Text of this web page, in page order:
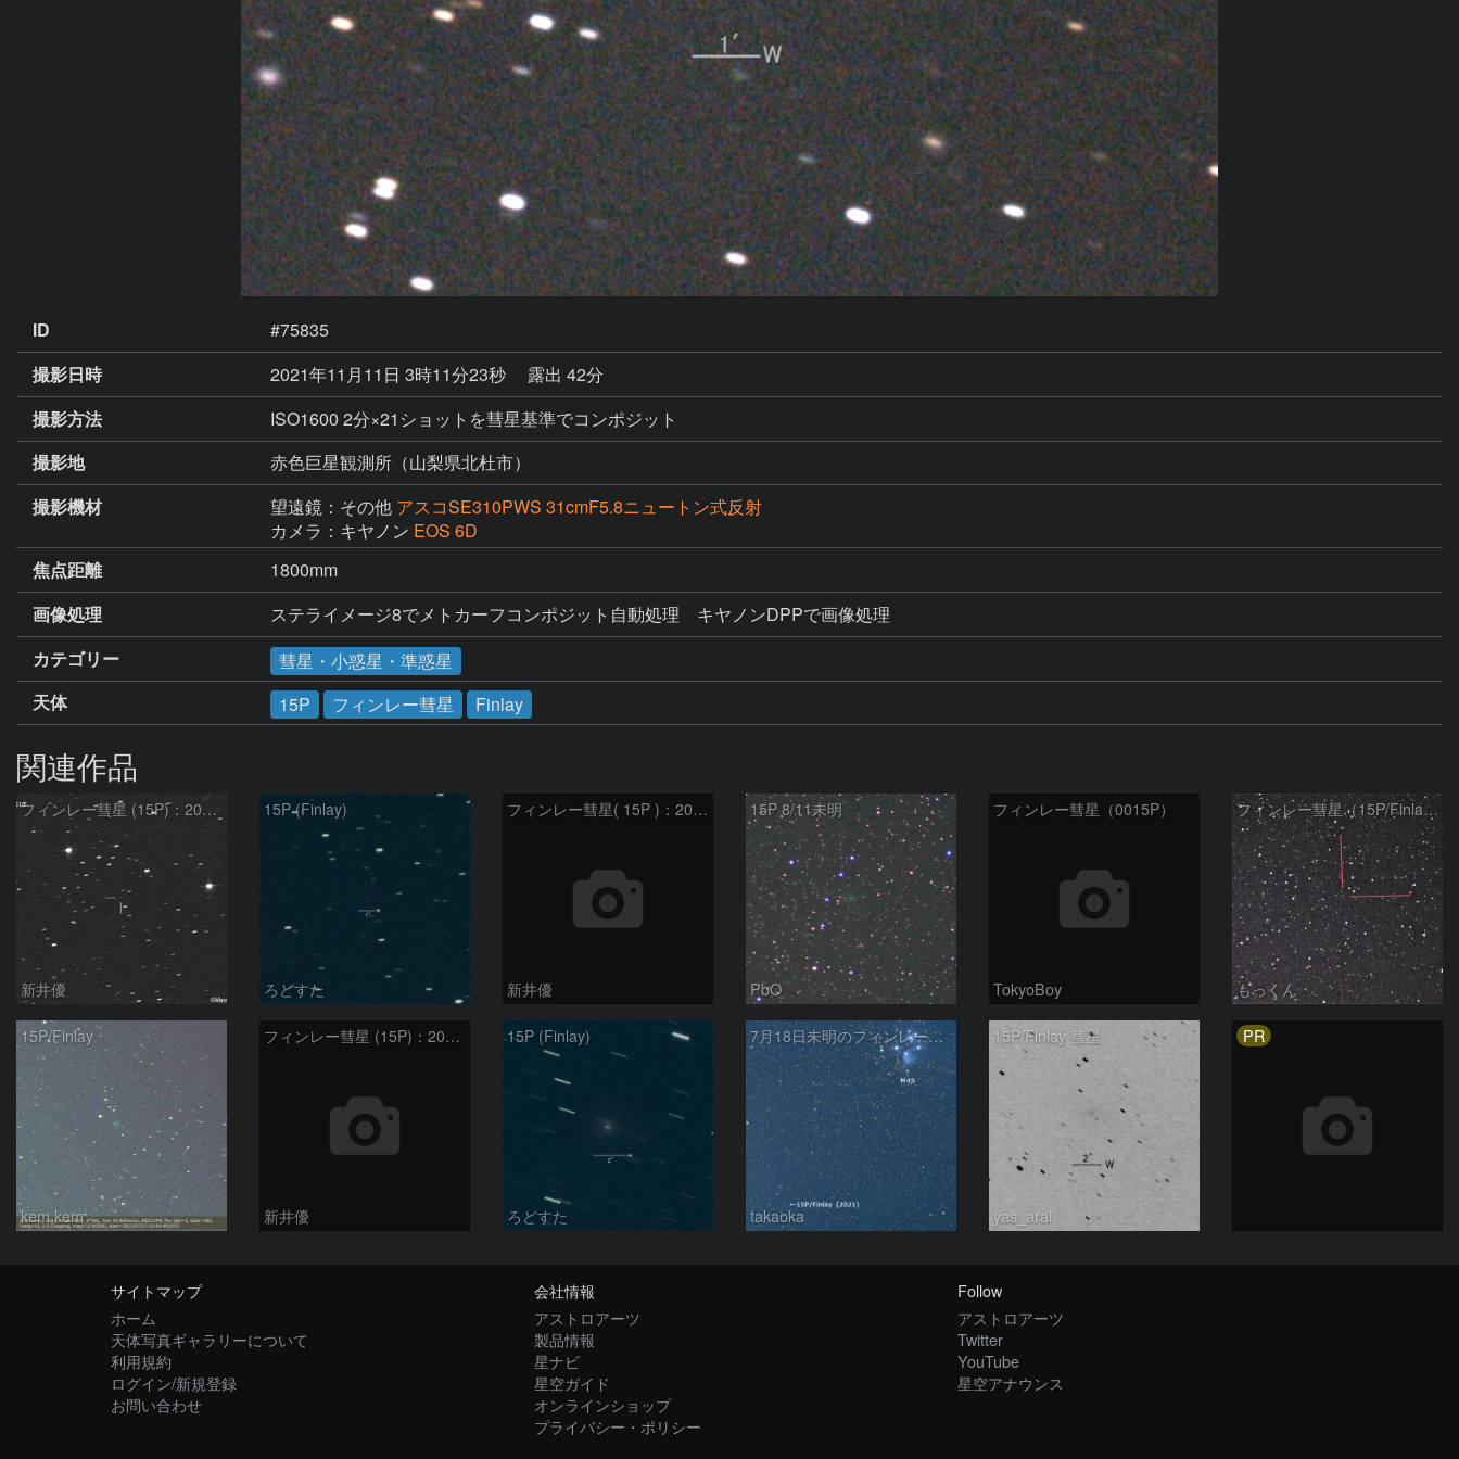
ID
#75835
撮影日時
2021年11月11日 3時11分23秒
露出 42分
撮影方法
ISO1600 2分×21ショットを彗星基準でコンポジット
撮影地
赤色巨星観測所（山梨県北杜市）
撮影機材
望遠鏡：その他 アスコSE310PWS 31cmF5.8ニュートン式反射
カメラ：キヤノン EOS 6D
焦点距離
1800mm
画像処理
ステライメージ8でメトカーフコンポジット自動処理　キヤノンDPPで画像処理
カテゴリー
彗星・小惑星・準惑星
天体
15P フィンレー彗星 Finlay
関連作品
フィンレー彗星 (15P)：2021/10/18
新井優
15P (Finlay)
ろどすた
フィンレー彗星( 15P )：2021/08/19
新井優
15P 8/11未明
PbO
フィンレー彗星（0015P）
TokyoBoy
フィンレー彗星（15P/Finlay）
もっくん
15P/Finlay
kem.kem
フィンレー彗星 (15P)：2021/07/19
新井優
15P (Finlay)
ろどすた
7月18日未明のフィンレー彗星とプレアデス星団
takaoka
15P/Finlay 彗星
yas_arai
PR
サイトマップ
ホーム
天体写真ギャラリーについて
利用規約
ログイン/新規登録
お問い合わせ
会社情報
アストロアーツ
製品情報
星ナビ
星空ガイド
オンラインショップ
プライバシー・ポリシー
Follow
アストロアーツ
Twitter
YouTube
星空アナウンス